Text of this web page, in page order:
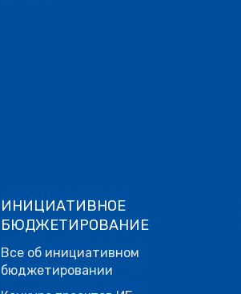
ИНИЦИАТИВНОЕ
БЮДЖЕТИРОВАНИЕ
Все об инициативном
бюджетировании